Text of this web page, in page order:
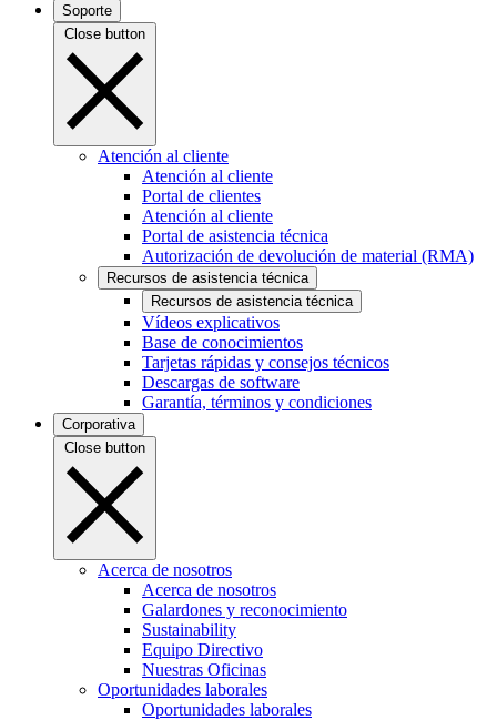
Soporte
Close button
Atención al cliente
Atención al cliente
Portal de clientes
Atención al cliente
Portal de asistencia técnica
Autorización de devolución de material (RMA)
Recursos de asistencia técnica
Recursos de asistencia técnica
Vídeos explicativos
Base de conocimientos
Tarjetas rápidas y consejos técnicos
Descargas de software
Garantía, términos y condiciones
Corporativa
Close button
Acerca de nosotros
Acerca de nosotros
Galardones y reconocimiento
Sustainability
Equipo Directivo
Nuestras Oficinas
Oportunidades laborales
Oportunidades laborales